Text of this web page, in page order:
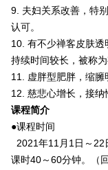
9. 夫妇关系改善，特
认可。
10. 有不少禅客皮肤
持续时间较长，被称为
11. 虚胖型肥胖，缩臃
12. 慈悲心增长，接纳
课程简介
●课程时间
2021年11月1日～22
课时40～60分钟。（